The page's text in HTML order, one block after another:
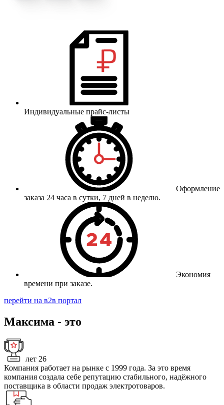
Индивидуальные прайс-листы
Оформление
заказа 24 часа в сутки, 7 дней в неделю.
Экономия
времени при заказе.
перейти на в2в портал
Максима - это
лет 26
Компания работает на рынке с 1999 года. За это время
компания создала себе репутацию стабильного, надёжного
поставщика в области продаж электротоваров.